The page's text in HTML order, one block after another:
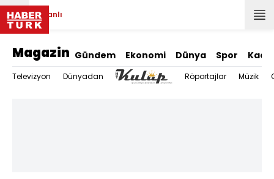
Canlı
Magazin Gündem Ekonomi Dünya Spor
Televizyon Dünyadan Röportajlar Müzik